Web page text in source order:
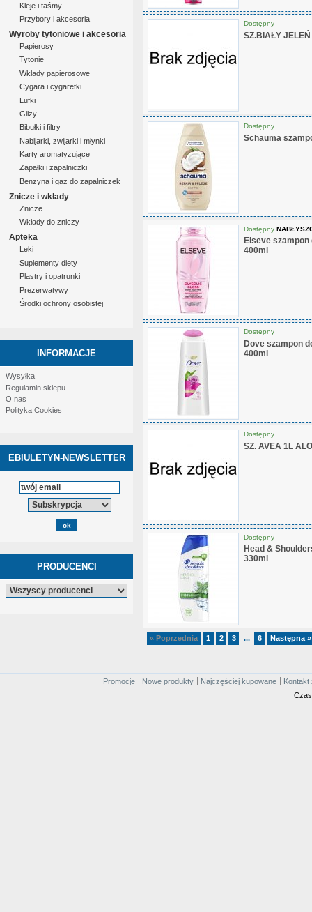
Kleje i taśmy
Przybory i akcesoria
Wyroby tytoniowe i akcesoria
Papierosy
Tytonie
Wkłady papierosowe
Cygara i cygaretki
Lufki
Gilzy
Bibułki i filtry
Nabijarki, zwijarki i młynki
Karty aromatyzujące
Zapałki i zapalniczki
Benzyna i gaz do zapalniczek
Znicze i wkłady
Znicze
Wkłady do zniczy
Apteka
Leki
Suplementy diety
Plastry i opatrunki
Prezerwatywy
Środki ochrony osobistej
INFORMACJE
Wysyłka
Regulamin sklepu
O nas
Polityka Cookies
EBIULETYN-NEWSLETTER
PRODUCENCI
Dostępny
SZ.BIAŁY
Dostępny
Schauma
Dostępny
Elseve szampon
400ml
Dostępny
Dove szampon
400ml
Dostępny
SZ. AVEA 1L
Dostępny
Head &
330ml
« Poprzednia 1 2 3 ... 6 Następna »
Promocje Nowe produkty Najczęściej kupowane
Kontakt